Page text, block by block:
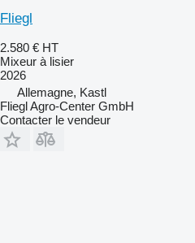
Fliegl
2.580 € HT
Mixeur à lisier
2026
Allemagne, Kastl
Fliegl Agro-Center GmbH
Contacter le vendeur